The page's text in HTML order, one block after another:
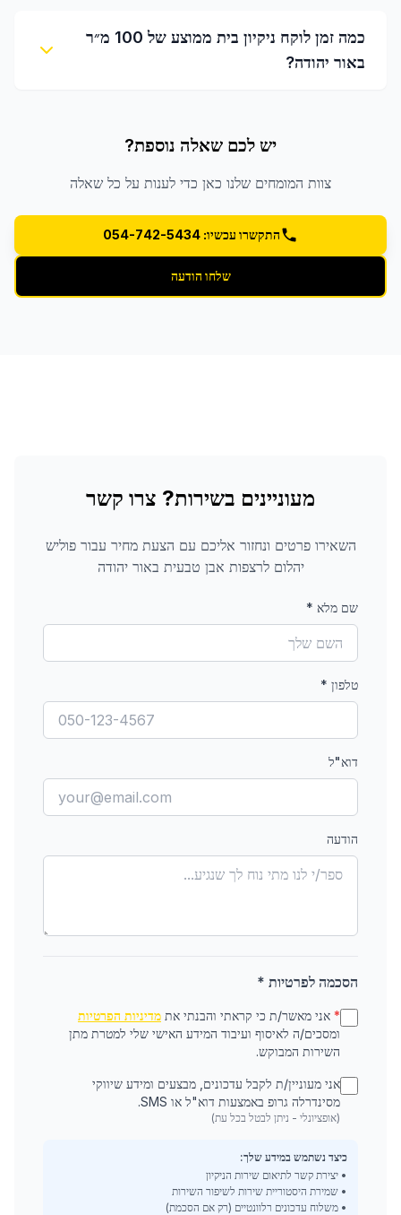
כמה זמן לוקח ניקיון בית ממוצע של 100 מ״ר
באור יהודה?
יש לכם שאלה נוספת?
צוות המומחים שלנו כאן כדי לענות על כל שאלה
התקשרו עכשיו: 054-742-5434
שלחו הודעה
מעוניינים בשירות? צרו קשר
השאירו פרטים ונחזור אליכם עם הצעת מחיר עבורפוליש
יהלום לרצפות אבן טבעית באור יהודה
שם מלא *
טלפון *
דוא"ל
הודעה
הסכמה לפרטיות *
* אני מאשר/ת כי קראתי והבנתי את מדיניות הפרטיות
ומסכים/ה לאיסוף ועיבוד המידע האישי שלי למטרת מתן
השירות המבוקש.
אני מעוניין/ת לקבל עדכונים, מבצעים ומידע שיווקי
מסינדרלה גרופ באמצעות דוא"ל או SMS.
(אופציונלי - ניתן לבטל בכל עת)
כיצד נשתמש במידע שלך:
• יצירת קשר לתיאום שירות הניקיון
• שמירת היסטוריית שירות לשיפור השירות
• משלוח עדכונים רלוונטיים (רק אם הסכמת)